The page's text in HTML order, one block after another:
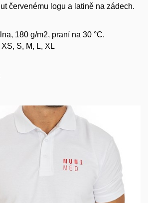
červenému logu a latině na zádech.
180 g/m2, praní na 30 °C.
S, M, L, XL